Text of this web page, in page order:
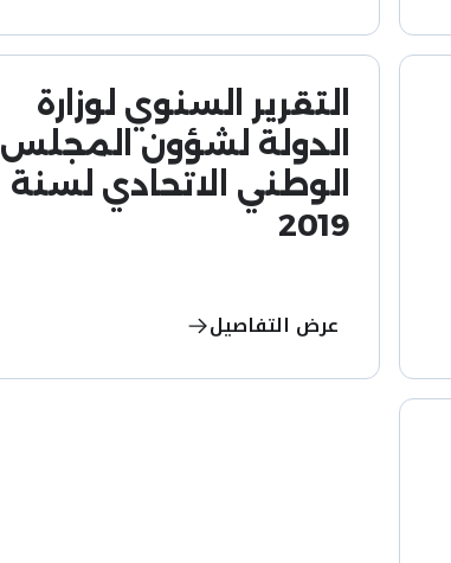
التقرير السنوي لوزارة
الدولة لشؤون المجلس
الوطني الاتحادي لسنة
2019
عرض التفاصيل